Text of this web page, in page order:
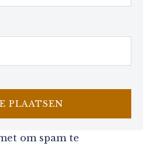
om spam te